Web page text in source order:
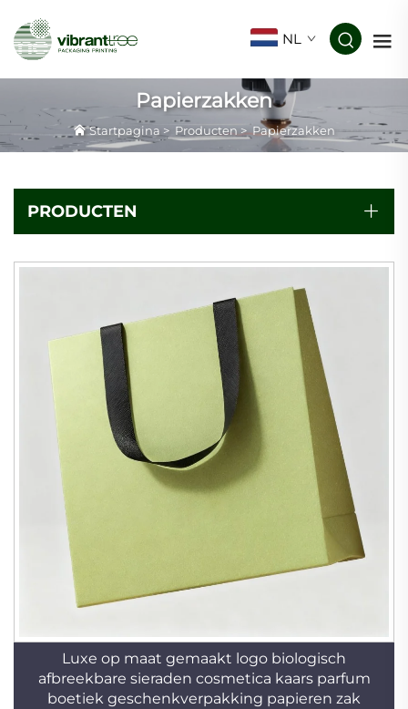
NL
Papierzakken
Startpagina > Producten>Papierzakken
PRODUCTEN
Luxe op maat gemaakt logo biologisch
afbreekbare sieraden cosmetica kaars parfum
boetiek geschenkverpakking papieren zak